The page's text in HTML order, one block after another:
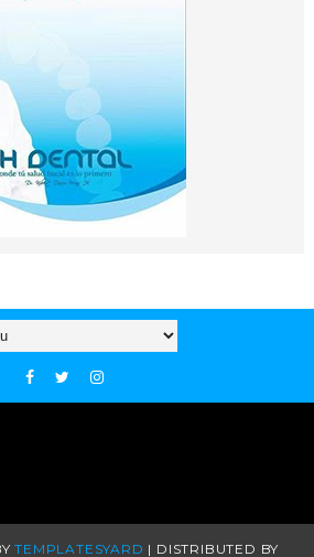
TEMPLATESYARD | DISTRIBUTED BY